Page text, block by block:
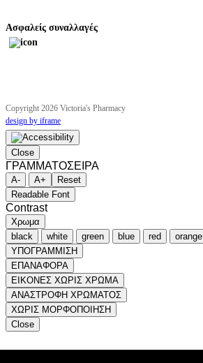
Ασφαλείς συναλλαγές
Copyright 2026 Victoria's Pharmacy
design by iframe
Close
ΓΡΑΜΜΑΤΟΣΕΙΡΑ
A- A+
Reset
Readable Font
Contrast
Χρωμα
black
white green blue red orange
ΥΠΟΓΡΑΜΜΙΣΗ
ΕΠΑΝΑΦΟΡΑ
ΕΙΚΟΝΕΣ ΧΩΡΙΣ ΧΡΩΜΑ
ΑΝΑΣΤΡΟΦΗ ΧΡΩΜΑΤΟΣ
ΧΩΡΙΣ ΜΟΡΦΟΠΟΙΗΣΗ
Close